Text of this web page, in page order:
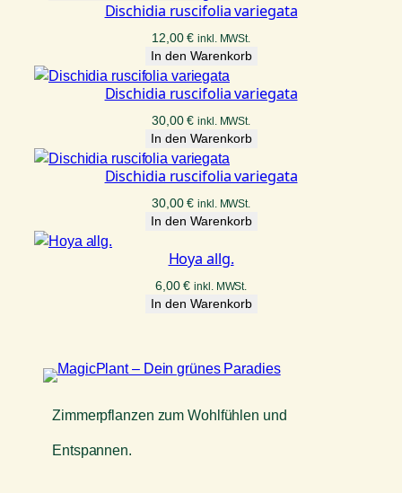
Dischidia ruscifolia variegata
12,00€ inkl. MWSt.
In den Warenkorb
Dischidia ruscifolia variegata
30,00€ inkl. MWSt.
In den Warenkorb
Dischidia ruscifolia variegata
30,00€ inkl. MWSt.
In den Warenkorb
Hoya allg.
6,00€ inkl. MWSt.
In den Warenkorb
Zimmerpflanzen zum Wohlfühlen und
Entspannen.